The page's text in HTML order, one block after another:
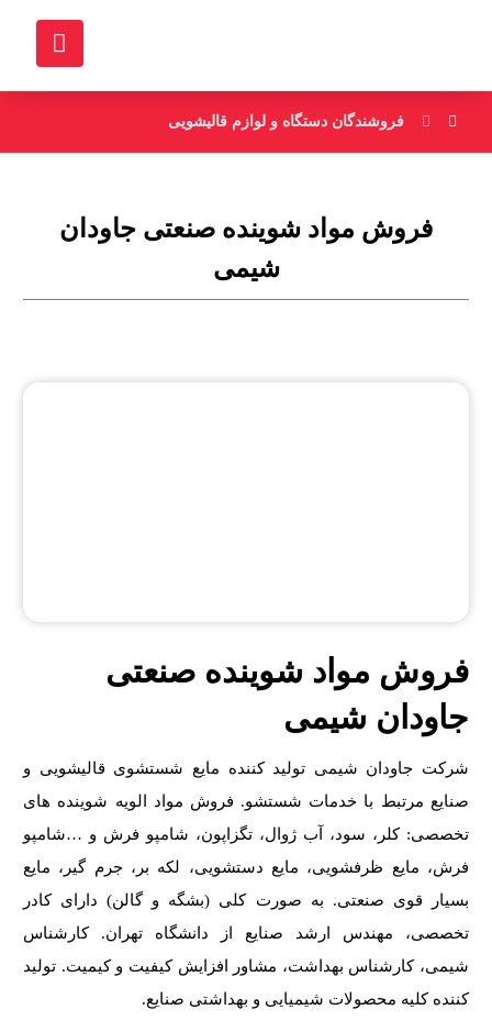
فروشندگان دستگاه و لوازم قالیشویی
فروش مواد شوینده صنعتی جاودان
شیمی
فروش مواد شوینده صنعتی
جاودان شیمی
شرکت جاودان شیمی تولید کننده مایع شستشوی قالیشویی و
صنایع مرتبط با خدمات شستشو. فروش مواد الویه شوینده های
تخصصی: کلر، سود، آب ژوال، تگزاپون، شامپو فرش و …شامپو
فرش، مایع ظرفشویی، مایع دستشویی، لکه بر، جرم گیر، مایع
بسیار قوی صنعتی. به صورت کلی (بشگه و گالن) دارای کادر
تخصصی، مهندس ارشد صنایع از دانشگاه تهران. کارشناس
شیمی، کارشناس بهداشت، مشاور افزایش کیفیت و کیمیت. تولید
کننده کلیه محصولات شیمیایی و بهداشتی صنایع.